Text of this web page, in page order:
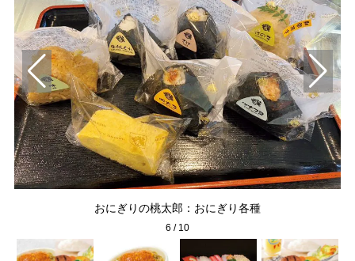
おにぎりの桃太郎：おにぎり各種
6 / 10